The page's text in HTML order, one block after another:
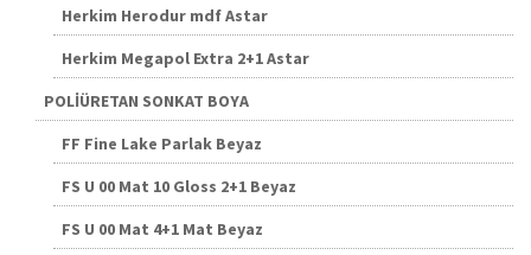
Herkim Herodur mdf Astar
Herkim Megapol Extra 2+1 Astar
POLİÜRETAN SONKAT BOYA
FF Fine Lake Parlak Beyaz
FS U 00 Mat 10 Gloss 2+1 Beyaz
FS U 00 Mat 4+1 Mat Beyaz